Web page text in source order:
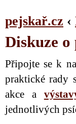
pejskař.cz ‹
Diskuze
Připojte se k
praktické rady
akce a
jednotlivých